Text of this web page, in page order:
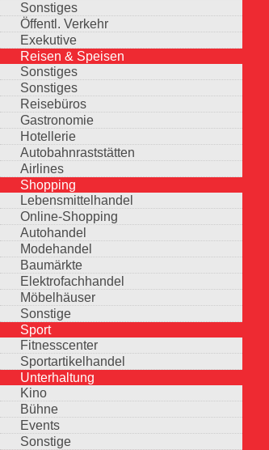
Sonstiges
Öffentl. Verkehr
Exekutive
Reisen & Speisen
Sonstiges
Sonstiges
Reisebüros
Gastronomie
Hotellerie
Autobahnraststätten
Airlines
Shopping
Lebensmittelhandel
Online-Shopping
Autohandel
Modehandel
Baumärkte
Elektrofachhandel
Möbelhäuser
Sonstige
Sport
Fitnesscenter
Sportartikelhandel
Unterhaltung
Kino
Bühne
Events
Sonstige